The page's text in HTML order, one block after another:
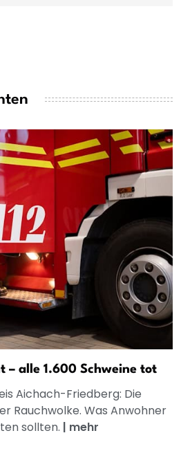
– alle 1.600 Schweine tot
Aichach-Friedberg: Die
Rauchwolke. Was Anwohner
sollten. | mehr